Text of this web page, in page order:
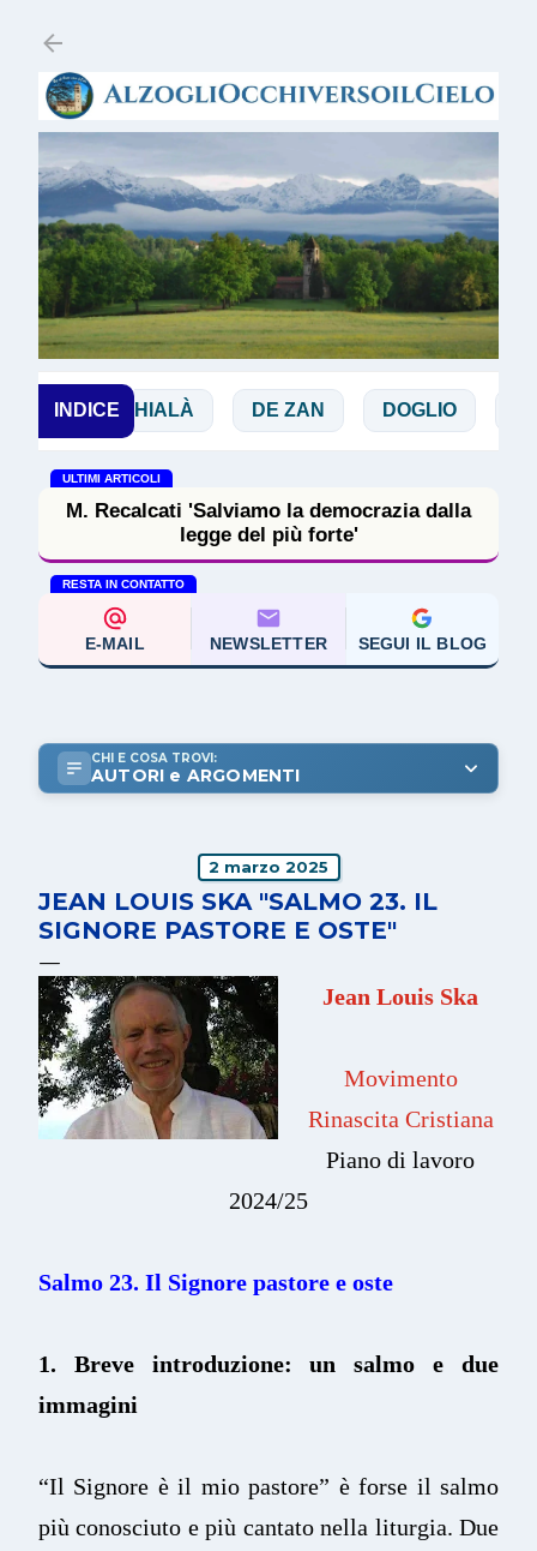
INDICE
CHIALÀ DE ZAN DOGLIO MAGGI
ULTIMI ARTICOLI
M. Recalcati 'Salviamo la democrazia dalla
legge del più forte'
RESTA IN CONTATTO
E-MAIL NEWSLETTER SEGUI IL BLOG
CHI E COSA TROVI:
AUTORI e ARGOMENTI
2 marzo 2025
JEAN LOUIS SKA "SALMO 23. IL
SIGNORE PASTORE E OSTE"
Jean Louis Ska
Movimento
Rinascita Cristiana
Piano di lavoro
2024/25
Salmo 23. Il Signore pastore e oste
1. Breve introduzione: un salmo e due
immagini
“Il Signore è il mio pastore” è forse il salmo
più conosciuto e più cantato nella liturgia. Due